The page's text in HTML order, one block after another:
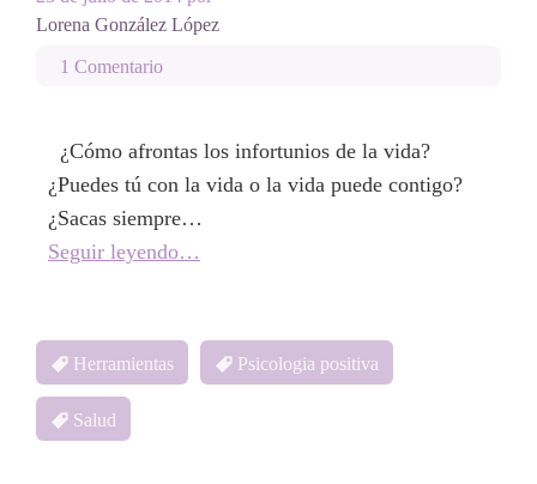
Lorena González López
1 Comentario
¿Cómo afrontas los infortunios de la vida?
¿Puedes tú con la vida o la vida puede contigo?
¿Sacas siempre…
Seguir leyendo…
Herramientas Psicologia positiva
Salud